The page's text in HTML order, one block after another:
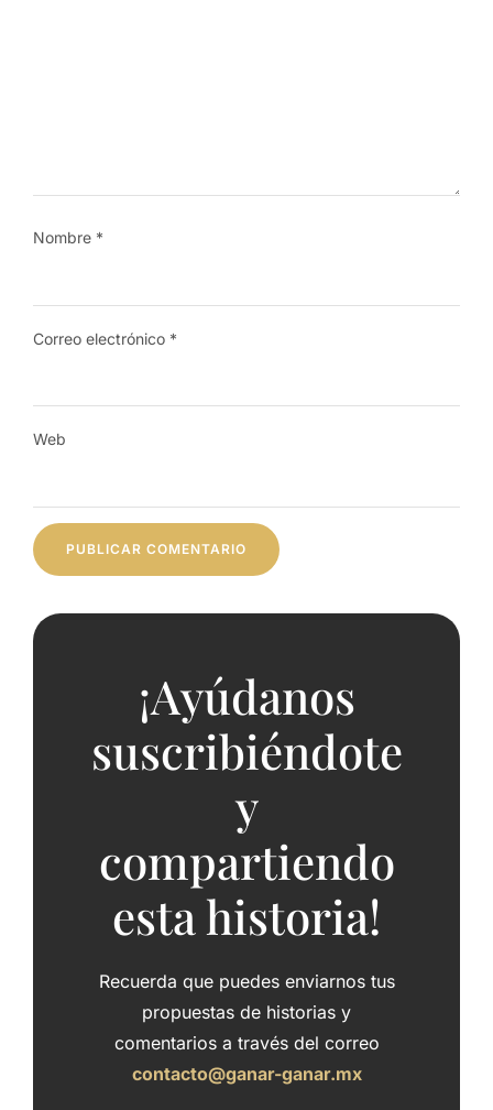
Nombre *
Correo electrónico *
Web
¡Ayúdanos
suscribiéndote
y
compartiendo
esta historia!
Recuerda que puedes enviarnos tus
propuestas de historias y
comentarios a través del correo
contacto@ganar-ganar.mx